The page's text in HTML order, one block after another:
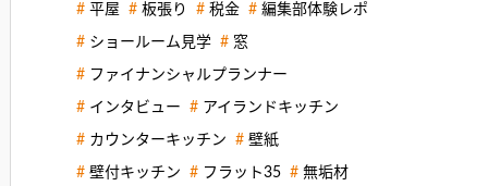
平屋 板張り 税金 編集部体験レポ
ショールーム見学 窓
ファイナンシャルプランナー
インタビュー アイランドキッチン
カウンターキッチン 壁紙
壁付キッチン フラット35 無垢材